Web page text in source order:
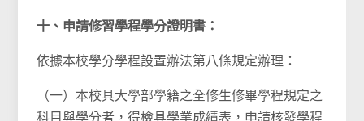
十、申請修習學程學分證明書：
依據本校學分學程設置辦法第八條規定辦理：
（一）本校具大學部學籍之全修生修畢學程規定之
科目與學分者，得檢具學業成績表，申請核發學程